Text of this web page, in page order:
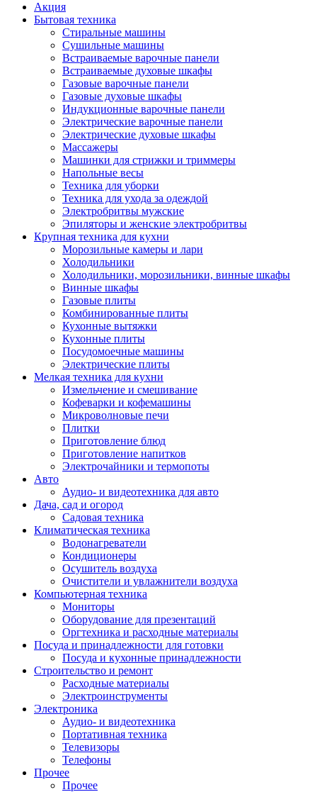
Акция
Бытовая техника
Стиральные машины
Сушильные машины
Встраиваемые варочные панели
Встраиваемые духовые шкафы
Газовые варочные панели
Газовые духовые шкафы
Индукционные варочные панели
Электрические варочные панели
Электрические духовые шкафы
Массажеры
Машинки для стрижки и триммеры
Напольные весы
Техника для уборки
Техника для ухода за одеждой
Электробритвы мужские
Эпиляторы и женские электробритвы
Крупная техника для кухни
Морозильные камеры и лари
Холодильники
Холодильники, морозильники, винные шкафы
Винные шкафы
Газовые плиты
Комбинированные плиты
Кухонные вытяжки
Кухонные плиты
Посудомоечные машины
Электрические плиты
Мелкая техника для кухни
Измельчение и смешивание
Кофеварки и кофемашины
Микроволновые печи
Плитки
Приготовление блюд
Приготовление напитков
Электрочайники и термопоты
Авто
Аудио- и видеотехника для авто
Дача, сад и огород
Садовая техника
Климатическая техника
Водонагреватели
Кондиционеры
Осушитель воздуха
Очистители и увлажнители воздуха
Компьютерная техника
Мониторы
Оборудование для презентаций
Оргтехника и расходные материалы
Посуда и принадлежности для готовки
Посуда и кухонные принадлежности
Строительство и ремонт
Расходные материалы
Электроинструменты
Электроника
Аудио- и видеотехника
Портативная техника
Телевизоры
Телефоны
Прочее
Прочее